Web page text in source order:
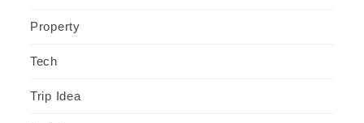
Property
Tech
Trip Idea